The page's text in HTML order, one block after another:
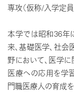
専攻（仮称/入学定
本学では昭和36年
来、基礎医学、社
野において、医学
医療への応用を学
門職医療人の育成を